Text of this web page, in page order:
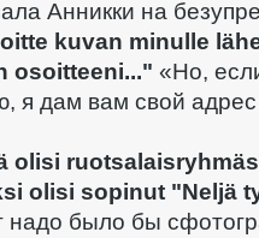
Анникки на
kuvan minulle
osoitteeni..." «Но,
я дам вам свой
olisi
olisi sopinut "Neljä
надо было бы